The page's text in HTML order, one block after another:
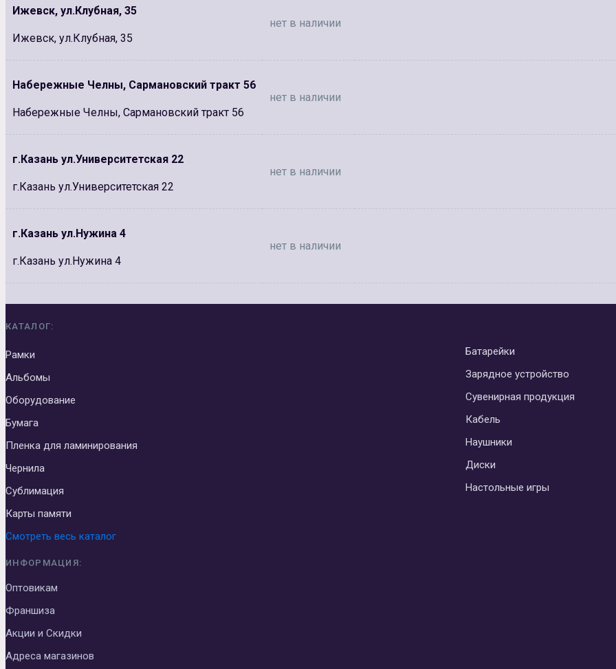
Ижевск, ул.Клубная, 35
Ижевск, ул.Клубная, 35
нет в наличии
Набережные Челны, Сармановский тракт 56
Набережные Челны, Сармановский тракт 56
нет в наличии
г.Казань ул.Университетская 22
г.Казань ул.Университетская 22
нет в наличии
г.Казань ул.Нужина 4
г.Казань ул.Нужина 4
нет в наличии
КАТАЛОГ:
Рамки
Альбомы
Оборудование
Бумага
Пленка для ламинирования
Чернила
Сублимация
Карты памяти
Батарейки
Зарядное устройство
Сувенирная продукция
Кабель
Наушники
Диски
Настольные игры
Смотреть весь каталог
ИНФОРМАЦИЯ:
Оптовикам
Франшиза
Акции и Скидки
Адреса магазинов